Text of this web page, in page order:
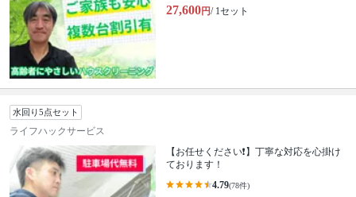
27,600円/ 1セット
水回り5点セット
ライフハックサービス
【お任せください❗️】丁寧な対応を心掛け
ております！
4.79(78件)